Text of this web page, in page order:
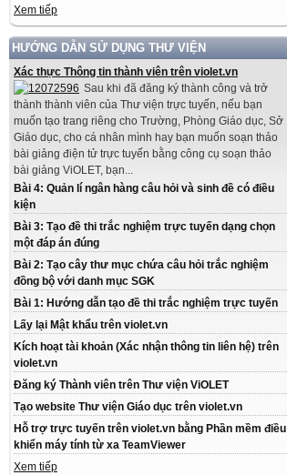
Xem tiếp
HƯỚNG DẪN SỬ DỤNG THƯ VIỆN
Xác thực Thông tin thành viên trên violet.vn
Sau khi đã đăng ký thành công và trở
thành thành viên của Thư viện trực tuyến, nếu bạn
muốn tạo trang riêng cho Trường, Phòng Giáo dục, Sở
Giáo dục, cho cá nhân mình hay bạn muốn soạn thảo
bài giảng điện tử trực tuyến bằng công cụ soạn thảo
bài giảng ViOLET, bạn...
Bài 4: Quản lí ngân hàng câu hỏi và sinh đề có điều
kiện
Bài 3: Tạo đề thi trắc nghiệm trực tuyến dạng chọn
một đáp án đúng
Bài 2: Tạo cây thư mục chứa câu hỏi trắc nghiệm
đồng bộ với danh mục SGK
Bài 1: Hướng dẫn tạo đề thi trắc nghiệm trực tuyến
Lấy lại Mật khẩu trên violet.vn
Kích hoạt tài khoản (Xác nhận thông tin liên hệ) trên
violet.vn
Đăng ký Thành viên trên Thư viện ViOLET
Tạo website Thư viện Giáo dục trên violet.vn
Hỗ trợ trực tuyến trên violet.vn bằng Phần mềm điều
khiển máy tính từ xa TeamViewer
Xem tiếp